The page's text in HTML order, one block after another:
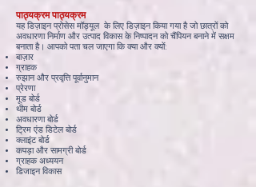
पाठ्यक्रम पाठ्यक्रम
यह डिज़ाइन प्रोसेस मॉड्यूल के लिए डिज़ाइन किया गया है जो छात्रों को
अवधारणा निर्माण और उत्पाद विकास के निष्पादन को चैंपियन बनाने में सक्षम
बनाता है। आपको पता चल जाएगा कि क्या और क्यों:
बाज़ार
ग्राहक
रुझान और प्रवृत्ति पूर्वानुमान
प्रेरणा
मूड बोर्ड
थीम बोर्ड
अवधारणा बोर्ड
ट्रिम एंड डिटेल बोर्ड
क्लाइंट बोर्ड
कपड़ा और सामग्री बोर्ड
ग्राहक अध्ययन
डिजाइन विकास